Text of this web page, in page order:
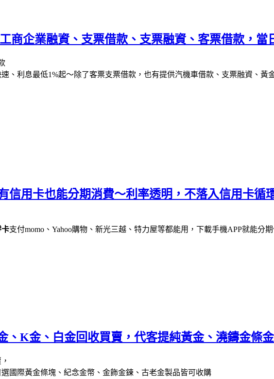
商企業融資、支票借款、支票融資、客票借款，當
、利息最低1%起～除了客票支票借款，也有提供汽機車借款、支票融資、黃
信用卡也能分期消費～利率透明，不落入信用卡循
卡支付momo、Yahoo購物、新光三越、特力屋等都能用，下載手機APP就能分
K金、白金回收買賣，代客提純黃金、澆鑄金條金
選國際黃金條塊、紀念金幣、金飾金鍊、古老金製品皆可收購